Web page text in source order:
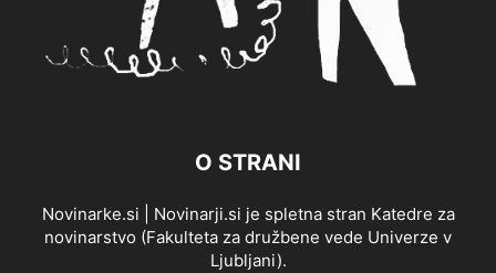
O STRANI
Novinarke.si | Novinarji.si je spletna stran Katedre za
novinarstvo (Fakulteta za družbene vede Univerze v
Ljubljani).